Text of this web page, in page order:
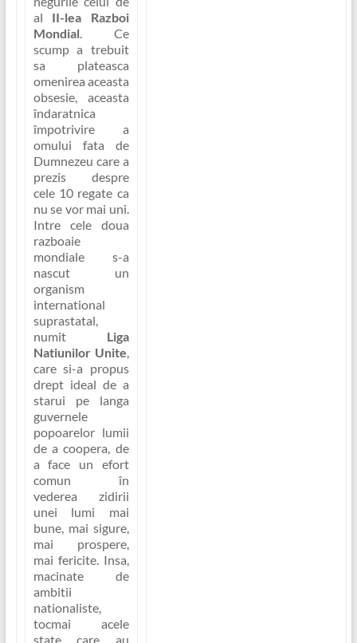
al II-lea Razboi
Mondial. Ce
scump a trebuit
sa plateasca
omenirea aceasta
obsesie, aceasta
îndaratnica
împotrivire a
omului fata de
Dumnezeu care a
prezis despre
cele 10 regate ca
nu se vor mai uni.
Intre cele doua
razboaie
mondiale s-a
nascut un
organism
international
suprastatal,
numit Liga
Natiunilor Unite,
care si-a propus
drept ideal de a
starui pe langa
guvernele
popoarelor lumii
de a coopera, de
a face un efort
comun în
vederea zidirii
unei lumi mai
bune, mai sigure,
mai prospere,
mai fericite. Insa,
macinate de
ambitii
nationaliste,
tocmai acele
state care au